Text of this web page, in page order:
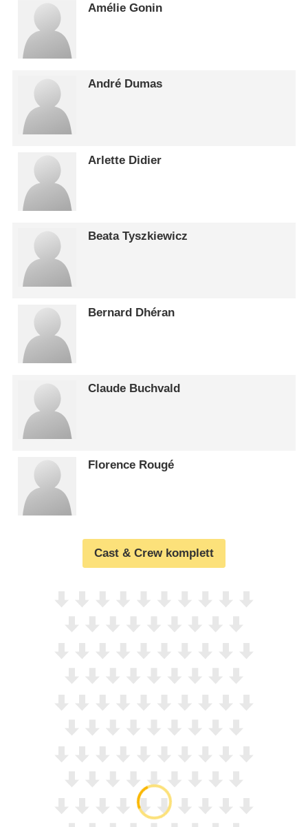
Amélie Gonin
André Dumas
Arlette Didier
Beata Tyszkiewicz
Bernard Dhéran
Claude Buchvald
Florence Rougé
Cast & Crew komplett